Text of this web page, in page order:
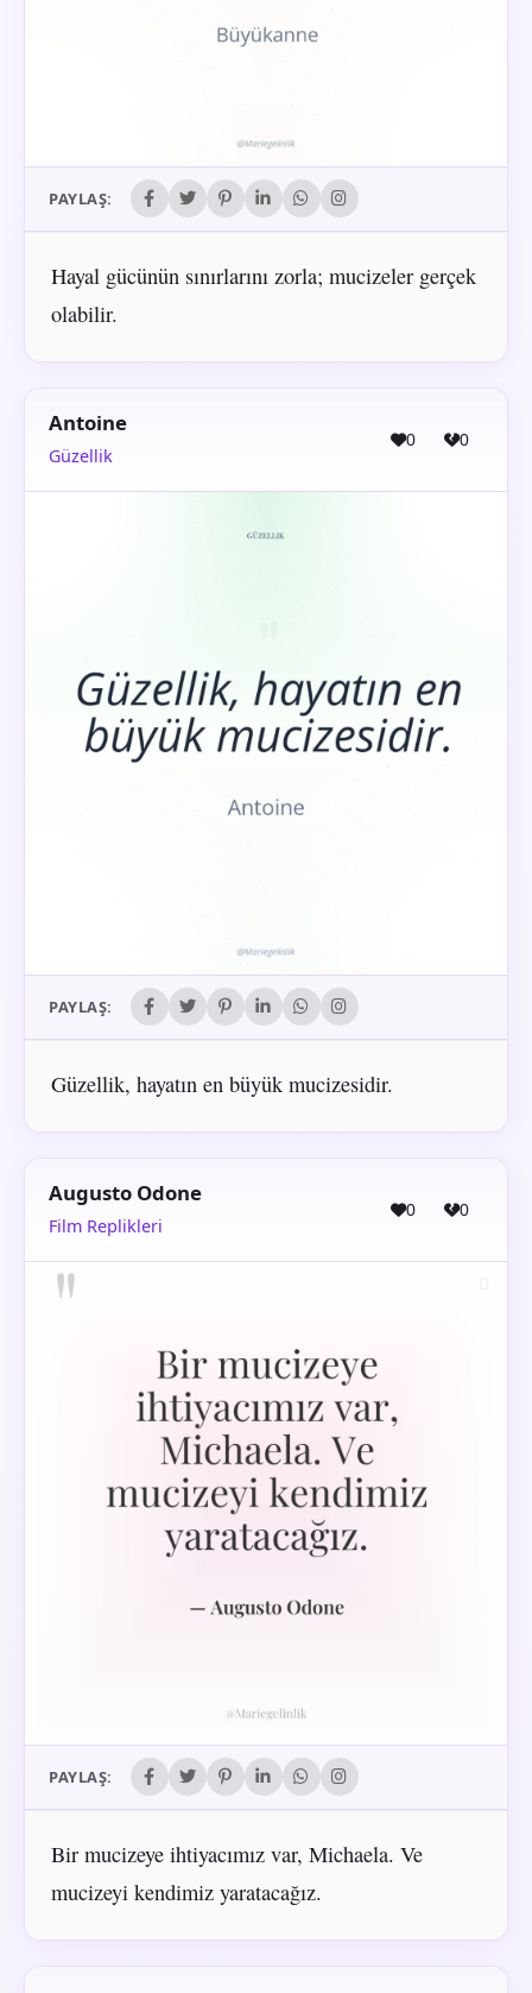
PAYLAŞ:
Hayal gücünün sınırlarını zorla; mucizeler gerçek
olabilir.
Antoine
Güzellik
0 0
PAYLAŞ:
Güzellik, hayatın en büyük mucizesidir.
Augusto Odone
Film Replikleri
0 0
PAYLAŞ:
Bir mucizeye ihtiyacımız var, Michaela. Ve
mucizeyi kendimiz yaratacağız.